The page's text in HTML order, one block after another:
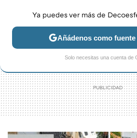
JARDÍN Y TERRAZA SALÓN
Ya puedes ver más de
Añádenos como
Solo necesitas una cuenta de